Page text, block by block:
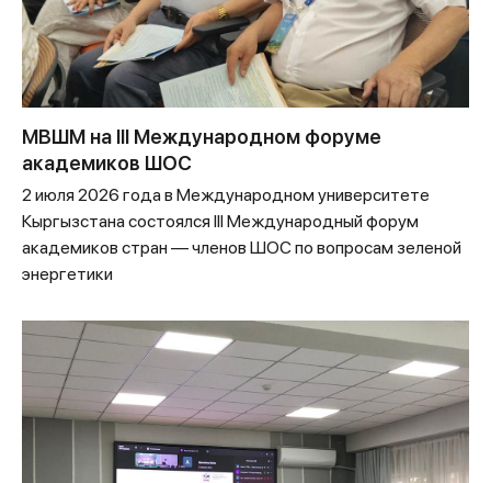
МВШМ на III Международном форуме
академиков ШОС
2 июля 2026 года в Международном университете
Кыргызстана состоялся III Международный форум
академиков стран — членов ШОС по вопросам зеленой
энергетики